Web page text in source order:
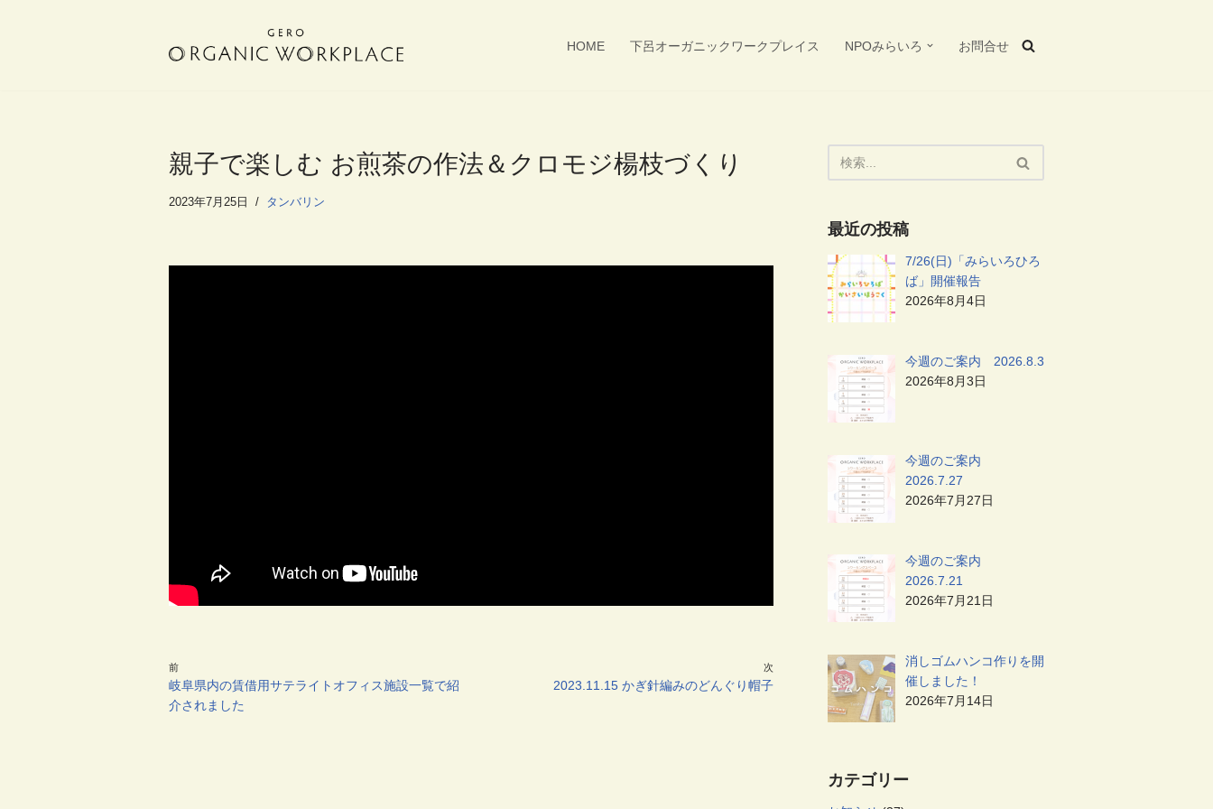
HOME 下呂オーガニックワークプレイス NPOみらいろ お問合せ
親子で楽しむ お煎茶の作法＆クロモジ楊枝づくり
2023年7月25日 タンバリン
前
岐阜県内の賃借用サテライトオフィス施設一覧で紹
介されました
次
2023.11.15 かぎ針編みのどんぐり帽子
最近の投稿
7/26(日)「みらいろひろ
ば」開催報告
2026年8月4日
今週のご案内 2026.8.3
2026年8月3日
今週のご案内
2026.7.27
2026年7月27日
今週のご案内
2026.7.21
2026年7月21日
消しゴムハンコ作りを開
催しました！
2026年7月14日
カテゴリー